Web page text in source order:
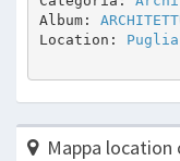
Album:
Location: Puglia
Mappa location